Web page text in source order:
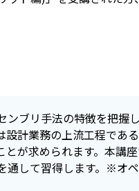
ブリ手法の特徴を把握
計業務の上流工程であ
が求められます。本講
通して習得します。※オ